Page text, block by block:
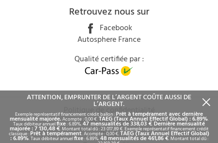
ATTENTION, EMPRUNTER DE L’ARGENT COÛTE AUSSI DE
L’ARGENT.
Exemple représentatif financement crédit ballon :Prêt à tempérament avec dernière
mensualité majorée.Acompte : 0,00 €.TAEG (Taux Annuel Effectif Global) : 6.89%.
Taux débiteur annuelfixe: 6.89%.47 mensualités de 338,03 €.Dernière mensualité
majorée : 7 130,48 €. Montant total dû : 23 017,89 €. Exemple représentatif financement crédit
classique :Prêt à tempérament. Acompte : 0,00 €.TAEG (Taux Annuel Effectif Global)
: 6.89%. Taux débiteur annuelfixe: 6.89%.48 mensualités de 461,86 €. Montant total dû :
Retrouvez nous sur
Facebook
Autosphere France
Qualité certifiée par :
Politique de confidentialité
Mentions légales
Rgpd